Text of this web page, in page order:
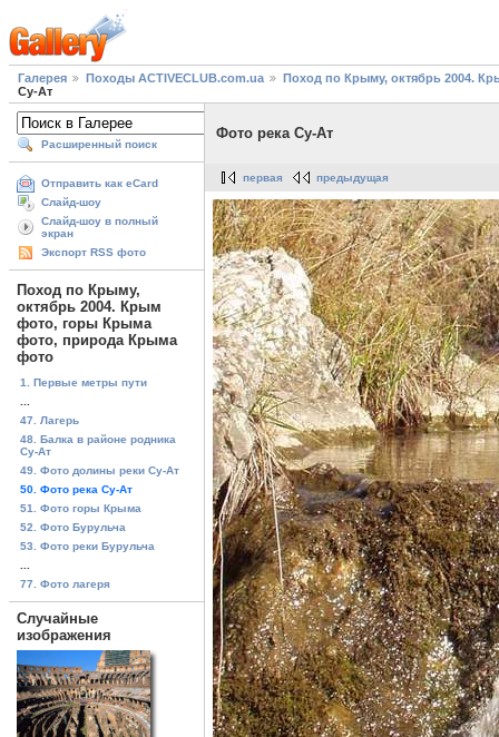
Галерея Походы ACTIVECLUB.com.ua
Поход по Крыму, октябрь 2004.
Су-Ат
Расширенный поиск
Отправить как eCard
Слайд-шоу
Слайд-шоу в полный
экран
Экспорт RSS фото
Поход по Крыму,
октябрь 2004. Крым
фото, горы Крыма
фото, природа Крыма
фото
1. Первые метры пути
47. Лагерь
48. Балка в районе родника
Су-Ат
49. Фото долины реки Су-Ат
50. Фото река Су-Ат
51. Фото горы Крыма
52. Фото Бурульча
53. Фото реки Бурульча
77. Фото лагеря
Случайные
изображения
Фото река Су-Ат
первая предыдущая